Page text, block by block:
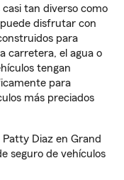
tan diverso como
disfrutar con
para
carretera, el agua o
tengan
para
más preciados
Diaz en Grand
seguro de vehículos